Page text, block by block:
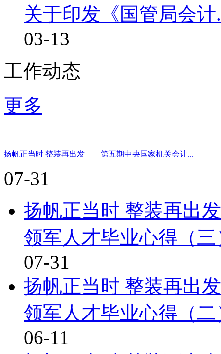
关于印发《国管局会计
03-13
工作动态
更多
扬帆正当时 整装再出发——第五期中央国家机关会计...
07-31
扬帆正当时 整装再出
领军人才毕业心得（三
07-31
扬帆正当时 整装再出
领军人才毕业心得（二
06-11